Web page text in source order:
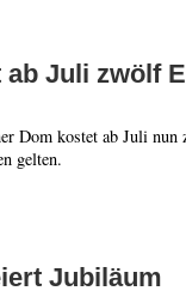
ab Juli zwölf
Dom kostet ab Juli
gelten.
Jubiläum